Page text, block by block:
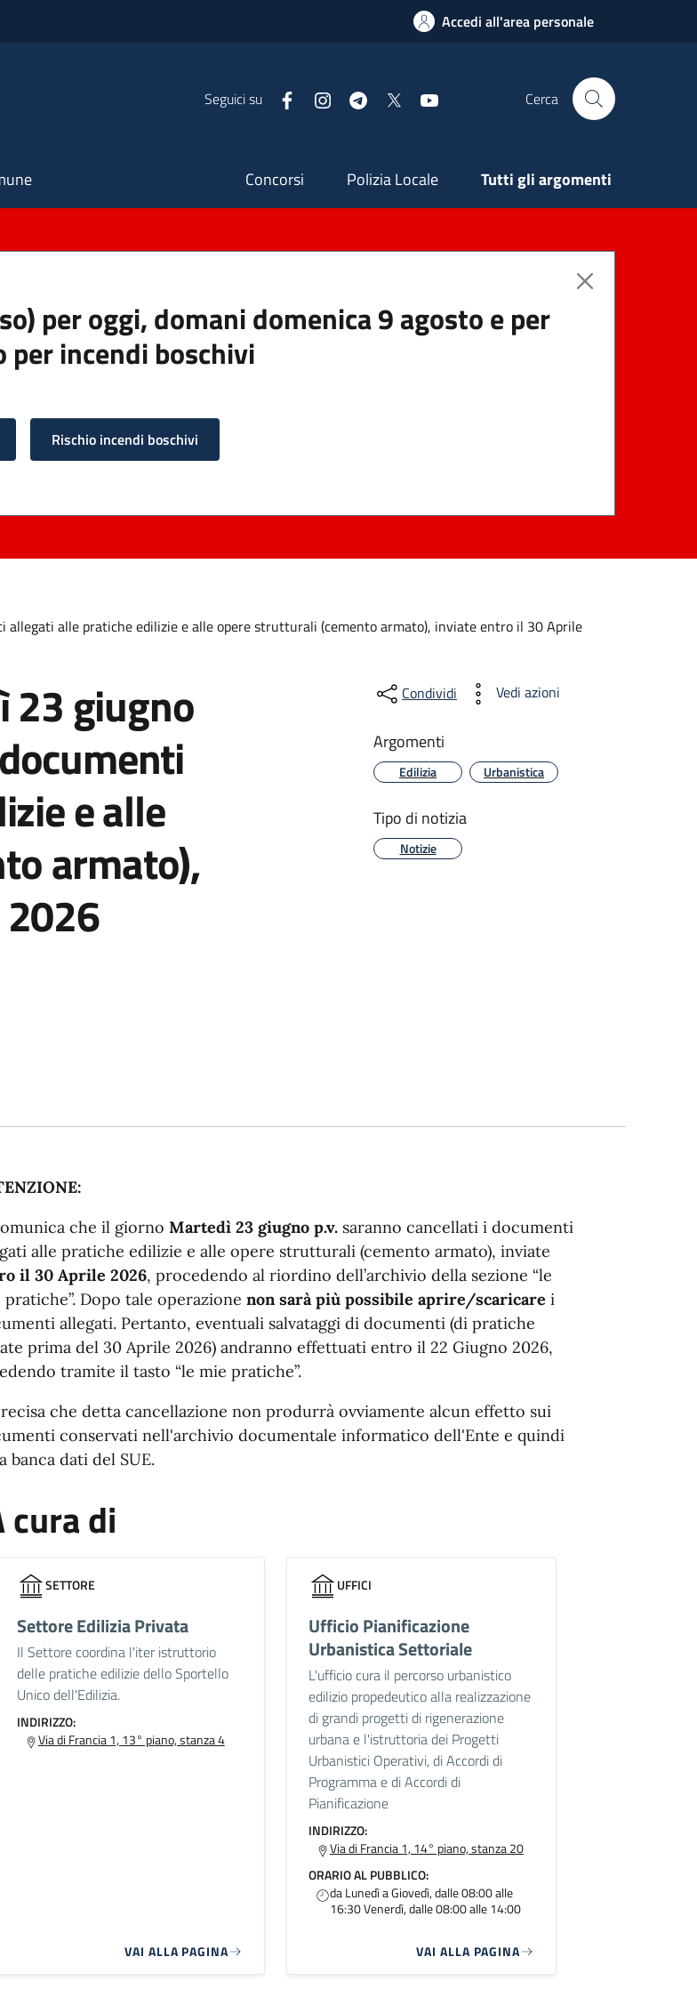
Accedi all'area personale
Seguici su FacebookInstagramTelegram Cerca
Secondaria
Concorsi Polizia Locale Tutti gli argomenti
per oggi, domani domenica 9 agosto e per
per incendi boschivi
Rischio incendi boschivi
allegati alle pratiche edilizie e alle opere strutturali (cemento armato), inviate entro il 30 Aprile
23 giugno
e alle
armato),
Condividi Vedi azioni
Argomenti
Edilizia Urbanistica
Tipo di notizia
Notizie
che il giorno Martedì 23 giugno p.v.saranno cancellati i documenti
alle pratiche edilizie e alle opere strutturali (cemento armato), inviate
il 30 Aprile 2026, procedendo al riordino dell’archivio della sezione “le
pratiche”. Dopo tale operazione non sarà più possibile aprire/scaricare i
allegati. Pertanto, eventuali salvataggi di documenti (di pratiche
prima del 30 Aprile 2026) andranno effettuati entro il 22 Giugno 2026,
tramite il tasto “le mie pratiche”.
che detta cancellazione non produrrà ovviamente alcun effetto sui
conservati nell'archivio documentale informatico dell'Ente e quindi
banca dati del SUE.
cura di
SETTORE
Settore Edilizia Privata
Il Settore coordina l'iter istruttorio
delle pratiche edilizie dello Sportello
Unico dell'Edilizia.
INDIRIZZO:
Via di Francia 1, 13° piano, stanza 4
VAI ALLA PAGINA
UFFICI
Ufficio Pianificazione
Urbanistica Settoriale
L'ufficio cura il percorso urbanistico
edilizio propedeutico alla realizzazione
di grandi progetti di rigenerazione
urbana e l'istruttoria dei Progetti
Urbanistici Operativi, di Accordi di
Programma e di Accordi di
Pianificazione
INDIRIZZO:
Via di Francia 1, 14° piano, stanza 20
ORARIO AL PUBBLICO:
da Lunedì a Giovedì, dalle 08:00 alle
16:30 Venerdì, dalle 08:00 alle 14:00
VAI ALLA PAGINA